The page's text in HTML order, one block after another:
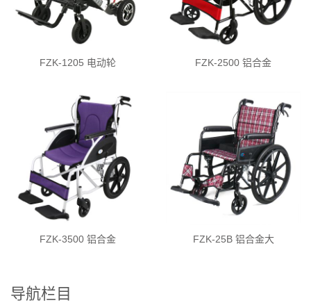
FZK-1205 电动轮 FZK-2500 铝合金
FZK-3500 铝合金 FZK-25B 铝合金大
导航栏目